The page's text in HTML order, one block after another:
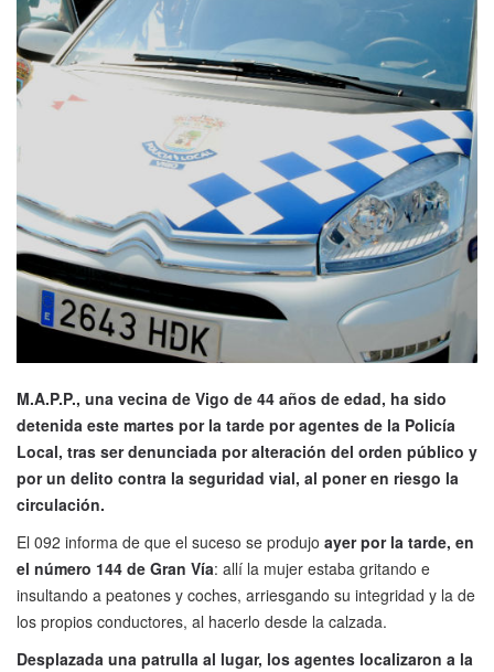
M.A.P.P., una vecina de Vigo de 44 años de edad, ha sido
detenida este martes por la tarde por agentes de la Policía
Local, tras ser denunciada por alteración del orden público y
por un delito contra la seguridad vial, al poner en riesgo la
circulación.
El 092 informa de que el suceso se produjo ayer por la tarde, en
el número 144 de Gran Vía: allí la mujer estaba gritando e
insultando a peatones y coches, arriesgando su integridad y la de
los propios conductores, al hacerlo desde la calzada.
Desplazada una patrulla al lugar, los agentes localizaron a la